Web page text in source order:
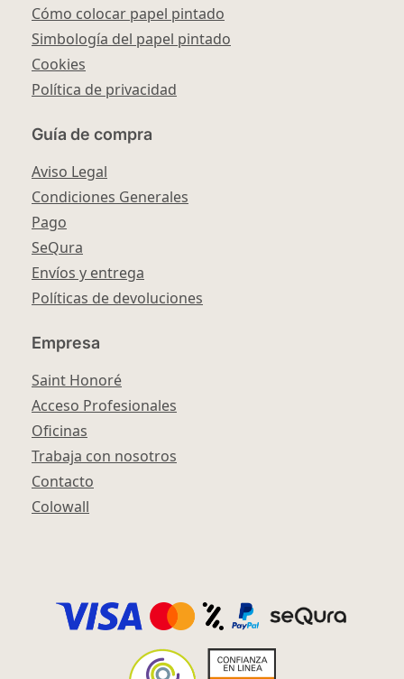
Cómo colocar papel pintado
Simbología del papel pintado
Cookies
Política de privacidad
Guía de compra
Aviso Legal
Condiciones Generales
Pago
SeQura
Envíos y entrega
Políticas de devoluciones
Empresa
Saint Honoré
Acceso Profesionales
Oficinas
Trabaja con nosotros
Contacto
Colowall